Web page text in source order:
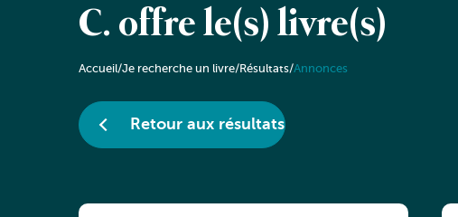
C. offre le(s) livre(s)
Accueil/Je recherche un livre/Résultats/Annonces
Retour aux résultats